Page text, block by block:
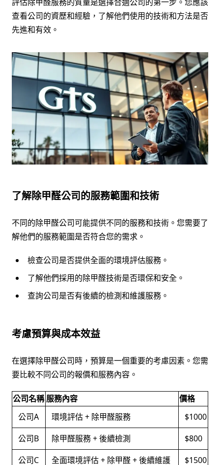
查看公司的資歷和經驗，了解他們使用的技術和方法是否
先進和有效。
了解除甲醛公司的服務範圍和技術
不同的除甲醛公司可能提供不同的服務和技術。您需要了
解他們的服務範圍是否符合您的需求。
檢查公司是否提供全面的環境評估服務。
了解他們採用的除甲醛技術是否環保和安全。
查詢公司是否有後續的檢測和維護服務。
考慮預算與成本效益
在選擇除甲醛公司時，預算是一個重要的考慮因素。您需
要比較不同公司的報價和服務內容。
公司名稱 服務內容
價格
公司A
環境評估 + 除甲醛服務
$1000
公司B
除甲醛服務 + 後續檢測
$800
公司C
全面環境評估 + 除甲醛 + 後續維護 $1500